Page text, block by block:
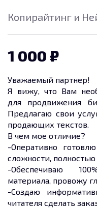
Копирайтинг и
1 000
Уважаемый партнер!
Я вижу, что Вам
для продвижения
Предлагаю свои
продающих текстов.
В чем мое отличие?
-Оперативно
сложности,
-Обеспечиваю
материала, провожу
-Создаю
читателя сделать